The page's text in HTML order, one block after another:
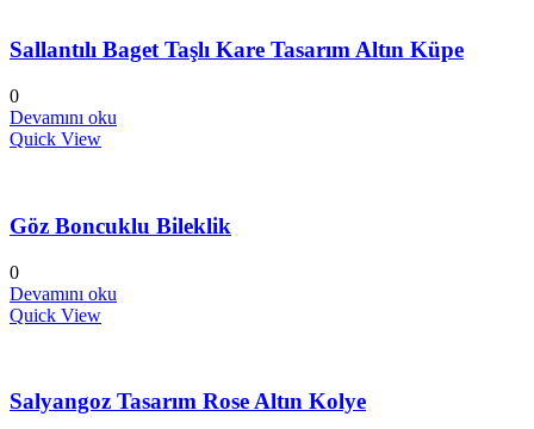
Sallantılı Baget Taşlı Kare Tasarım Altın Küpe
0
Devamını oku
Quick View
Göz Boncuklu Bileklik
0
Devamını oku
Quick View
Salyangoz Tasarım Rose Altın Kolye